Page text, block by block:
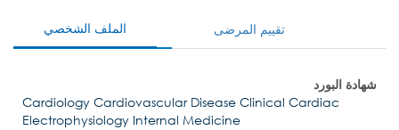
الملف الشخصي تقييم المرضى
شهادة البورد
Cardiology Cardiovascular Disease Clinical Cardiac
Electrophysiology Internal Medicine